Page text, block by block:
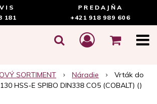
181
PREDAJŇA
+421 918 989 606
SORTIMENT Náradie
Vrták do
HSS-E SPIBO DIN338 CO5 (COBALT) ()